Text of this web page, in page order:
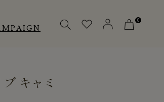
0
OTHERS
OTHERS
キャミ